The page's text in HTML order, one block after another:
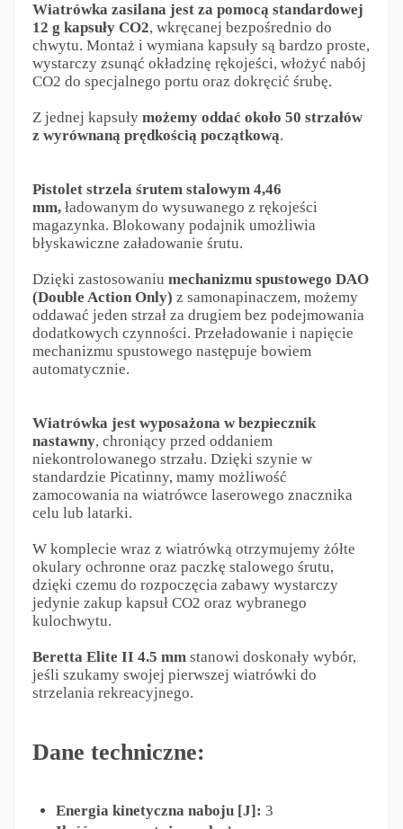
Wiatrówka zasilana jest za pomocą standardowej
12 g kapsuły CO2, wkręcanej bezpośrednio do
chwytu. Montaż i wymiana kapsuły są bardzo proste,
wystarczy zsunąć okładzinę rękojeści, włożyć nabój
CO2 do specjalnego portu oraz dokręcić śrubę.
Z jednej kapsuły możemy oddać około 50 strzałów
z wyrównaną prędkością początkową.
Pistolet strzela śrutem stalowym 4,46
mm,ładowanym do wysuwanego z rękojeści
magazynka. Blokowany podajnik umożliwia
błyskawiczne załadowanie śrutu.
Dzięki zastosowaniu mechanizmu spustowego DAO
(Double Action Only) z samonapinaczem, możemy
oddawać jeden strzał za drugiem bez podejmowania
dodatkowych czynności. Przeładowanie i napięcie
mechanizmu spustowego następuje bowiem
automatycznie.
Wiatrówka jest wyposażona w bezpiecznik
nastawny, chroniący przed oddaniem
niekontrolowanego strzału. Dzięki szynie w
standardzie Picatinny, mamy możliwość
zamocowania na wiatrówce laserowego znacznika
celu lub latarki.
W komplecie wraz z wiatrówką otrzymujemy żółte
okulary ochronne oraz paczkę stalowego śrutu,
dzięki czemu do rozpoczęcia zabawy wystarczy
jedynie zakup kapsuł CO2 oraz wybranego
kulochwytu.
Beretta Elite II 4.5 mm stanowi doskonały wybór,
jeśli szukamy swojej pierwszej wiatrówki do
strzelania rekreacyjnego.
Dane techniczne:
Energia kinetyczna naboju [J]: 3